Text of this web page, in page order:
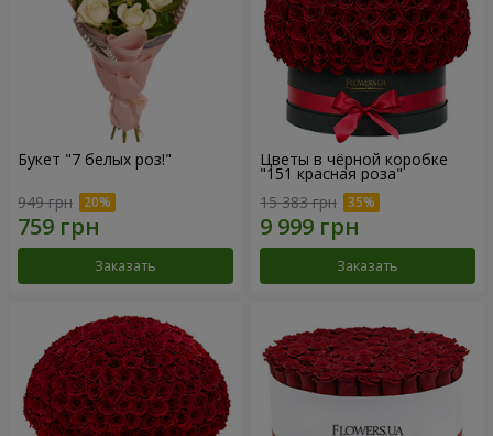
Букет "7 белых роз!"
949 грн
Заказать
Цветы в чёрной коробке
"151 красная роза"
15 383 грн
Заказать